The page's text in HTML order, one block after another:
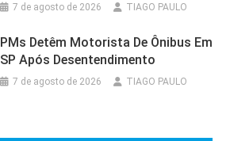
7 de agosto de 2026 TIAGO PAULO
PMs Detêm Motorista De Ônibus Em
SP Após Desentendimento
7 de agosto de 2026 TIAGO PAULO